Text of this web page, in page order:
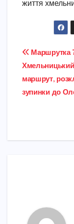
життя
Маршрутка
маршрут,
зупинки до